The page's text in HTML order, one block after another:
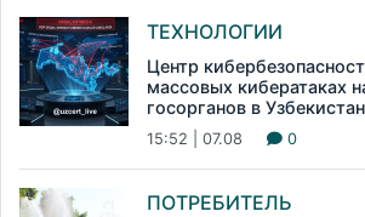
ТЕХНОЛОГИИ
Центр
массовых кибератаках
госорганов в
15:52 | 07.08 0
ПОТРЕБИТЕЛЬ